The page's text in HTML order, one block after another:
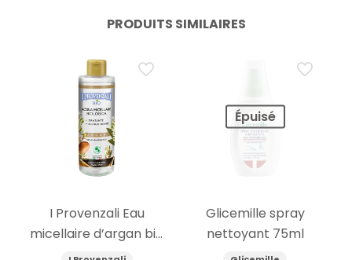
PRODUITS SIMILAIRES
I Provenzali Eau
micellaire d’argan bio
400ml
Épuisé
Glicemille spray
nettoyant 75ml